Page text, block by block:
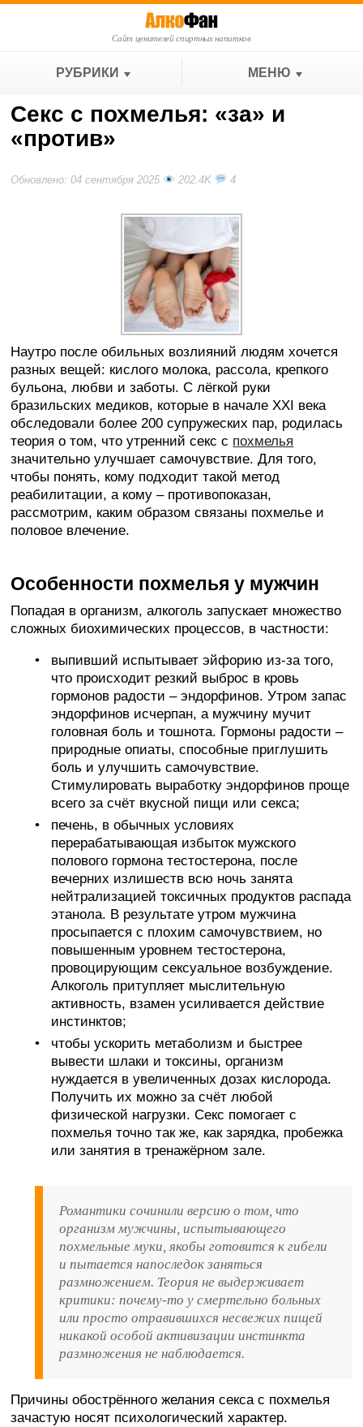
Сайт ценителей спиртных напитков
РУБРИКИ МЕНЮ
Секс с похмелья: «за» и
«против»
Обновлено: 04 сентября 2025 202.4K 4
Наутро после обильных возлияний людям хочется
разных вещей: кислого молока, рассола, крепкого
бульона, любви и заботы. С лёгкой руки
бразильских медиков, которые в начале XXI века
обследовали более 200 супружеских пар, родилась
теория о том, что утренний секс с похмелья
значительно улучшает самочувствие. Для того,
чтобы понять, кому подходит такой метод
реабилитации, а кому – противопоказан,
рассмотрим, каким образом связаны похмелье и
половое влечение.
Особенности похмелья у мужчин
Попадая в организм, алкоголь запускает множество
сложных биохимических процессов, в частности:
выпивший испытывает эйфорию из-за того,
что происходит резкий выброс в кровь
гормонов радости – эндорфинов. Утром запас
эндорфинов исчерпан, а мужчину мучит
головная боль и тошнота. Гормоны радости –
природные опиаты, способные приглушить
боль и улучшить самочувствие.
Стимулировать выработку эндорфинов проще
всего за счёт вкусной пищи или секса;
печень, в обычных условиях
перерабатывающая избыток мужского
полового гормона тестостерона, после
вечерних излишеств всю ночь занята
нейтрализацией токсичных продуктов распада
этанола. В результате утром мужчина
просыпается с плохим самочувствием, но
повышенным уровнем тестостерона,
провоцирующим сексуальное возбуждение.
Алкоголь притупляет мыслительную
активность, взамен усиливается действие
инстинктов;
чтобы ускорить метаболизм и быстрее
вывести шлаки и токсины, организм
нуждается в увеличенных дозах кислорода.
Получить их можно за счёт любой
физической нагрузки. Секс помогает с
похмелья точно так же, как зарядка, пробежка
или занятия в тренажёрном зале.
Романтики сочинили версию о том, что
организм мужчины, испытывающего
похмельные муки, якобы готовится к гибели
и пытается напоследок заняться
размножением. Теория не выдерживает
критики: почему-то у смертельно больных
или просто отравившихся несвежих пищей
никакой особой активизации инстинкта
размножения не наблюдается.
Причины обострённого желания секса с похмелья
зачастую носят психологический характер.